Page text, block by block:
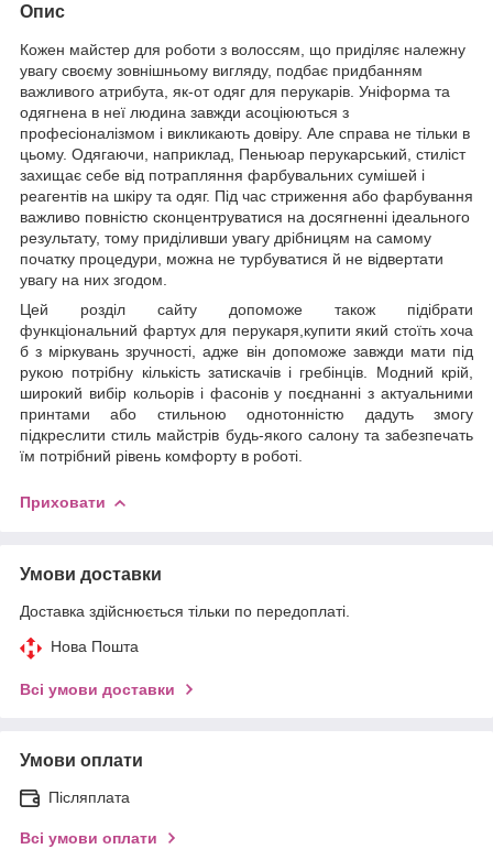
Опис
Кожен майстер для роботи з волоссям, що приділяє належну
увагу своєму зовнішньому вигляду, подбає придбанням
важливого атрибута, як-от одяг для перукарів. Уніформа та
одягнена в неї людина завжди асоціюються з
професіоналізмом і викликають довіру. Але справа не тільки в
цьому. Одягаючи, наприклад, Пеньюар перукарський, стиліст
захищає себе від потрапляння фарбувальних сумішей і
реагентів на шкіру та одяг. Під час стриження або фарбування
важливо повністю сконцентруватися на досягненні ідеального
результату, тому приділивши увагу дрібницям на самому
початку процедури, можна не турбуватися й не відвертати
увагу на них згодом.
Цей розділ сайту допоможе також підібрати
функціональний фартух для перукаря,купити який стоїть хоча
б з міркувань зручності, адже він допоможе завжди мати під
рукою потрібну кількість затискачів і гребінців. Модний крій,
широкий вибір кольорів і фасонів у поєднанні з актуальними
принтами або стильною однотонністю дадуть змогу
підкреслити стиль майстрів будь-якого салону та забезпечать
їм потрібний рівень комфорту в роботі.
Приховати
Умови доставки
Доставка здійснюється тільки по передоплаті.
Нова Пошта
Всі умови доставки
Умови оплати
Післяплата
Всі умови оплати